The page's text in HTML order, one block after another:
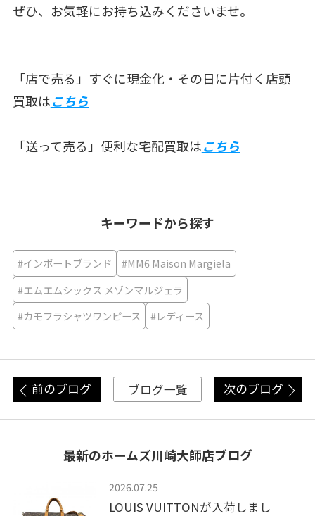
ぜひ、お気軽にお持ち込みくださいませ。
「店で売る」すぐに現金化・その日に片付く店頭
買取はこちら
「送って売る」便利な宅配買取はこちら
キーワードから探す
#インポートブランド
#MM6 Maison Margiela
#エムエムシックス メゾンマルジェラ
#カモフラシャツワンピース
#レディース
前のブログ ブログ一覧 次のブログ
最新のホームズ川崎大師店ブログ
2026.07.25
LOUIS VUITTONが入荷しまし